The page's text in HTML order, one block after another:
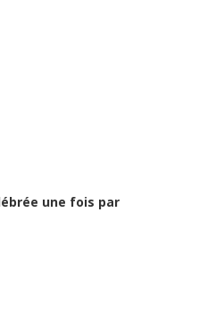
une fois par